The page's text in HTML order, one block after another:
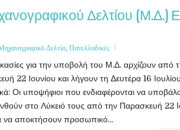
Δελτίου (Μ.Δ.)
Δελτίο, Πανελλαδικές
για την υποβολή του Μ.Δ. αρχίζουν από
22 Ιουνίου και λήγουν τη Δευτέρα 16
Οι υποψήφιοι που ενδιαφέρονται να
στο Λύκειό τους από την Παρασκευή 22
να αποκτήσουν προσωπικό...